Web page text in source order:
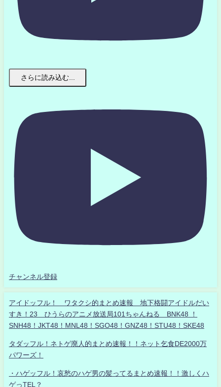
さらに読み込む...
チャンネル登録
アイドッフル！ ワタクシ的まとめ速報 地下格闘アイドルだい
すき！23 ひうらのアニメ放送局101ちゃんねる BNK48 ！
SNH48！JKT48！MNL48！SGO48！GNZ48！STU48！SKE48
タダッフル！ネトゲ廃人的まとめ速報！！ネット乞食DE2000万
パワーズ！
・ハゲッフル！哀愁のハゲ男の髪ってるまとめ速報！！激しくハ
ゲっTEL？